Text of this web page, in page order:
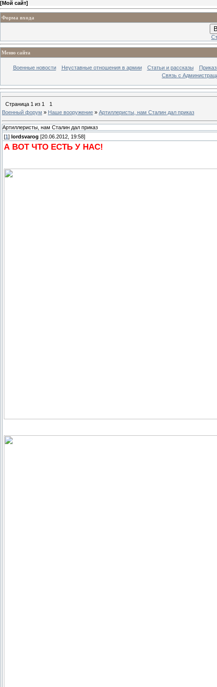
[Мой сайт]
Форма входа
Меню сайта
Военные новости Неуставные отношения в армии Статьи и рассказы
Связь с
Страница 1 из 1
1
Военный форум » Наше вооружение » Артиллеристы, нам Сталин дал приказ
Артиллеристы, нам Сталин дал приказ
[1 ] lordsvarog [20.06.2012, 19:58]
А ВОТ ЧТО ЕСТЬ У НАС!